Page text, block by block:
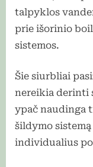
talpyklos
prie išorinio
sistemos.
Šie siurbliai
nereikia derinti
ypač naudinga
šildymo
individualius